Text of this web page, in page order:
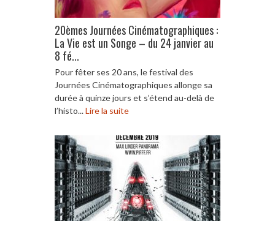
20èmes Journées Cinématographiques :
La Vie est un Songe – du 24 janvier au
8 fé...
Pour fêter ses 20 ans, le festival des
Journées Cinématographiques allonge sa
durée à quinze jours et s’étend au-delà de
l’histo...Lire la suite